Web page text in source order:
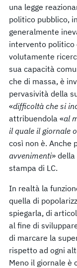
una legge
politico pubblico,
generalmente
intervento politico
volutamente
sua capacità
che di massa, è
pervasività della
«difficoltà che si
attribuendola «al
il quale il giornale
così non è. Anche
avvenimenti»
stampa di LC.
In realtà la
quella di
spiegarla, di
al fine di
di marcare la
rispetto ad ogni
Meno il giornale è